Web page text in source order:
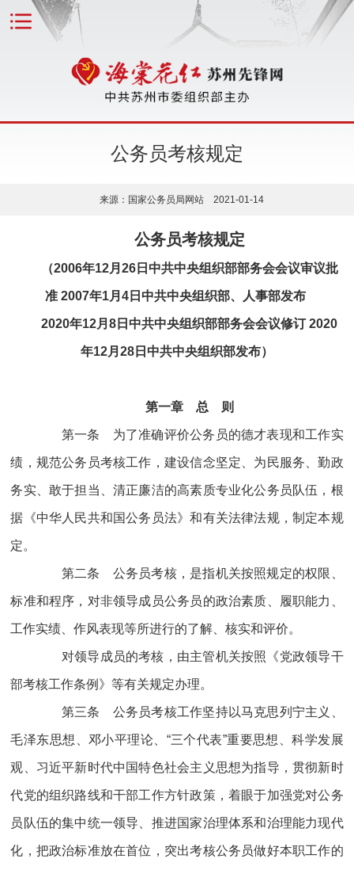
公务员考核规定
来源：国家公务员局网站 2021-01-14
公务员考核规定
（2006年12月26日中共中央组织部部务会会议审议批
准 2007年1月4日中共中央组织部、人事部发布
2020年12月8日中共中央组织部部务会会议修订 2020
年12月28日中共中央组织部发布）
第一章 总 则
第一条 为了准确评价公务员的德才表现和工作实
绩，规范公务员考核工作，建设信念坚定、为民服务、勤政
务实、敢于担当、清正廉洁的高素质专业化公务员队伍，根
据《中华人民共和国公务员法》和有关法律法规，制定本规
定。
第二条 公务员考核，是指机关按照规定的权限、
标准和程序，对非领导成员公务员的政治素质、履职能力、
工作实绩、作风表现等所进行的了解、核实和评价。
对领导成员的考核，由主管机关按照《党政领导干
部考核工作条例》等有关规定办理。
第三条 公务员考核工作坚持以马克思列宁主义、
毛泽东思想、邓小平理论、“三个代表”重要思想、科学发展
观、习近平新时代中国特色社会主义思想为指导，贯彻新时
代党的组织路线和干部工作方针政策，着眼于加强党对公务
员队伍的集中统一领导、推进国家治理体系和治理能力现代
化，把政治标准放在首位，突出考核公务员做好本职工作的